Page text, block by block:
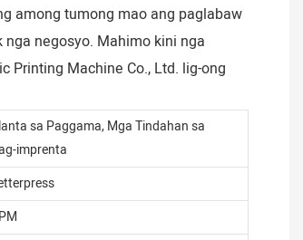
among tumong mao ang paglabaw
negosyo. Mahimo kini nga
Printing Machine Co., Ltd. lig-ong
sa Paggama, Mga Tindahan sa
imprenta